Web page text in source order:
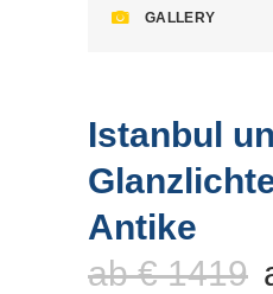
GALLERY
Istanbul
Antike
ab € 1419